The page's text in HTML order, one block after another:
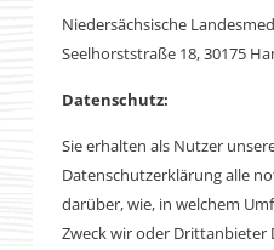
Niedersächsische
Seelhorststraße 18, 30175
Datenschutz:
Sie erhalten als Nutzer
Datenschutzerklärung alle
darüber, wie, in welchem
Zweck wir oder Drittanbieter